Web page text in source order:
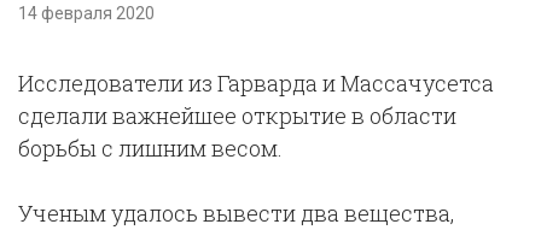
14 февраля 2020
Исследователи из Гарварда и Массачусетса
сделали важнейшее открытие в области
борьбы с лишним весом.
Ученым удалось вывести два вещества,